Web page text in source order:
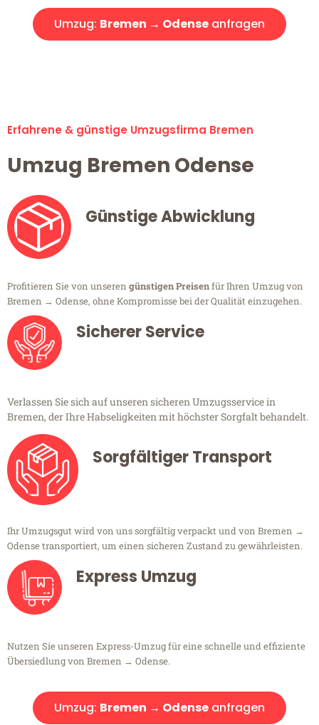
Umzug: Bremen → Odense anfragen
Erfahrene & günstige Umzugsfirma Bremen
Umzug Bremen Odense
Günstige Abwicklung
Profitieren Sie von unseren günstigen Preisenfür Ihren Umzug von
Bremen → Odense, ohne Kompromisse bei der Qualität einzugehen.
Sicherer Service
Verlassen Sie sich auf unseren sicheren Umzugsservice in
Bremen, der Ihre Habseligkeiten mit höchster Sorgfalt behandelt.
Sorgfältiger Transport
Ihr Umzugsgut wird von uns sorgfältig verpackt und von Bremen →
Odense transportiert, um einen sicheren Zustand zu gewährleisten.
Express Umzug
Nutzen Sie unseren Express-Umzug für eine schnelle und effiziente
Übersiedlung von Bremen → Odense.
Umzug: Bremen → Odense anfragen